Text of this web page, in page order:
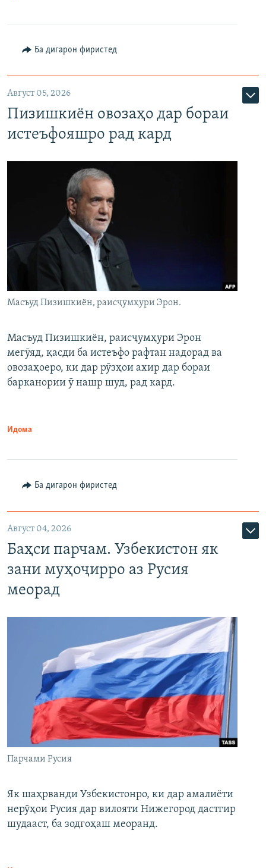
Ба дигарон фиристед
Август 05, 2026
Пизишкиён овозаҳо дар бораи
истеъфояшро рад кард
Масъуд Пизишкиён, раисҷумҳури Эрон.
Масъуд Пизишкиён, раисҷумҳури Эрон
мегӯяд, қасди ба истеъфо рафтан надорад ва
овозаҳоеро, ки дар рӯзҳои ахир дар бораи
барканории ӯ нашр шуд, рад кард.
Идома
Ба дигарон фиристед
Август 04, 2026
Баҳси парчам. Узбекистон як
зани муҳоҷирро аз Русия
меорад
Парчами Русия
Як шаҳрванди Узбекистонро, ки дар амалиёти
нерӯҳои Русия дар вилояти Нижегород дастгир
шудааст, ба зодгоҳаш меоранд.